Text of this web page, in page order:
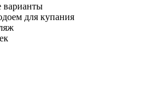
для купания